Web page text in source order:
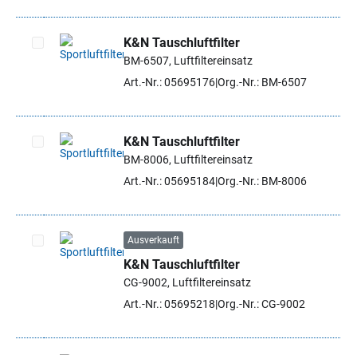
Artikel auswählen
K&N Tauschluftfilter
BM-6507, Luftfiltereinsatz
Art.-Nr.: 05695176Org.-Nr.: BM-6507
Artikel auswählen
K&N Tauschluftfilter
BM-8006, Luftfiltereinsatz
Art.-Nr.: 05695184Org.-Nr.: BM-8006
Artikel auswählen
Ausverkauft
K&N Tauschluftfilter
CG-9002, Luftfiltereinsatz
Art.-Nr.: 05695218 Org.-Nr.: CG-9002